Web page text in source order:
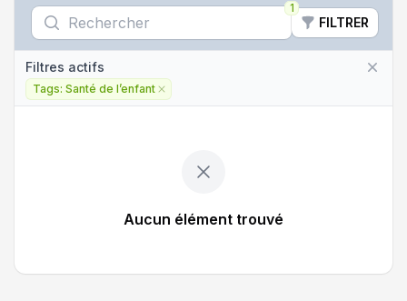
Rechercher FILTRER
1
Filtres actifs
Tags: Santé de l’enfant Supprimer le filtre
Aucun élément trouvé